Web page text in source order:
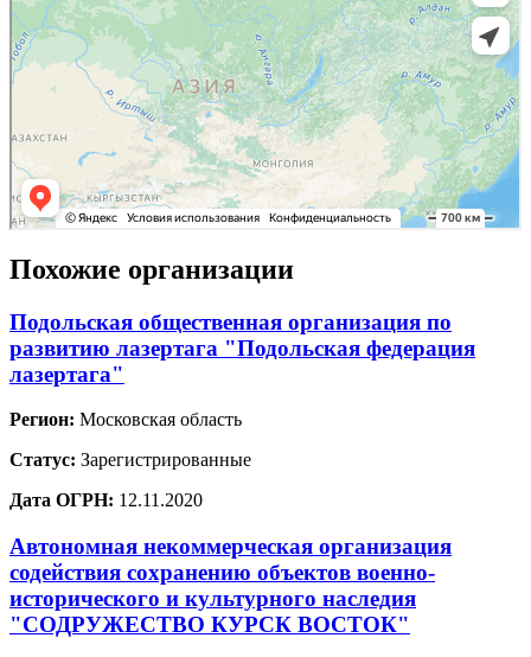
Похожие организации
Подольская общественная организация по
развитию лазертага "Подольская федерация
лазертага"
Регион: Московская область
Статус: Зарегистрированные
Дата ОГРН: 12.11.2020
Автономная некоммерческая организация
содействия сохранению объектов военно-
исторического и культурного наследия
"СОДРУЖЕСТВО КУРСК ВОСТОК"